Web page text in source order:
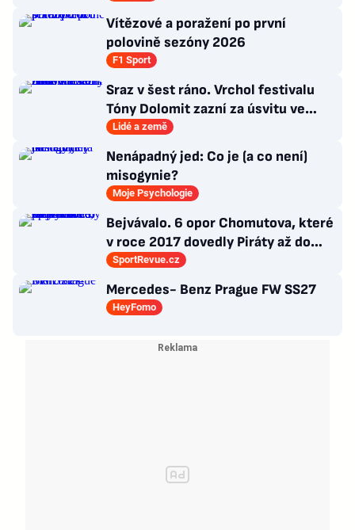
Vítězové a poražení po první
polovině sezóny 2026
F1 Sport
Sraz v šest ráno. Vrchol festivalu
Tóny Dolomit zazní za úsvitu ve
3000 metrech
Lidé a země
Nenápadný jed: Co je (a co není)
misogynie?
Moje Psychologie
Bejvávalo. 6 opor Chomutova, které
v roce 2017 dovedly Piráty až do
semifinále play-off
SportRevue.cz
Mercedes- Benz Prague FW SS27
HeyFomo